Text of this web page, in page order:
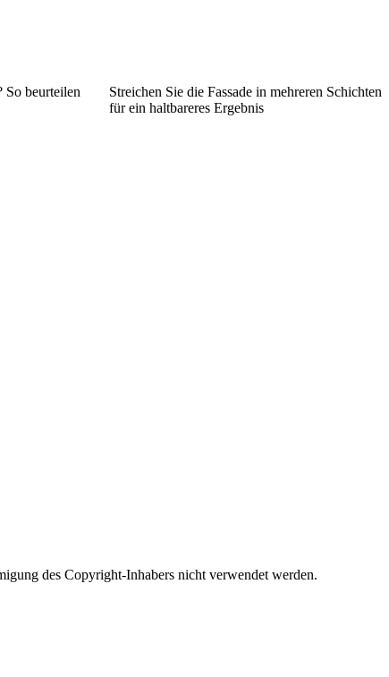
So beurteilen
Streichen Sie die Fassade in mehreren Schichten
für ein haltbareres Ergebnis
des Copyright-Inhabers nicht verwendet werden.